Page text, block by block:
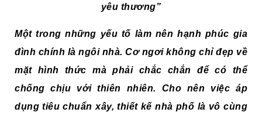
yêu thương”
Một trong những yếu tố làm nên hạnh phúc gia
đình chính là ngôi nhà. Cơ ngơi không chỉ đẹp về
mặt hình thức mà phải chắc chắn để có thể
chống chịu với thiên nhiên. Cho nên việc áp
dụng tiêu chuẩn xây, thiết kế nhà phố là vô cùng